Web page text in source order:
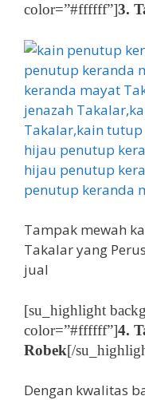
color=”#ffffff”]3.
Tampak mewah
Takalar yang
jual
[su_highlight
color=”#ffffff”]4.
Robek[/
Dengan kwalitas